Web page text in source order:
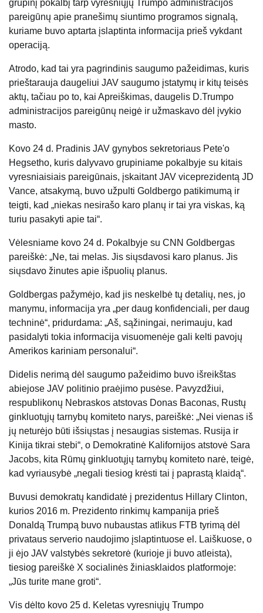
grupinį pokalbį tarp vyresniųjų Trumpo administracijos
pareigūnų apie pranešimų siuntimo programos signalą,
kuriame buvo aptarta įslaptinta informacija prieš vykdant
operaciją.
Atrodo, kad tai yra pagrindinis saugumo pažeidimas, kuris
prieštarauja daugeliui JAV saugumo įstatymų ir kitų teisės
aktų, tačiau po to, kai Apreiškimas, daugelis D.Trumpo
administracijos pareigūnų neigė ir užmaskavo dėl įvykio
masto.
Kovo 24 d. Pradinis JAV gynybos sekretoriaus Pete'o
Hegsetho, kuris dalyvavo grupiniame pokalbyje su kitais
vyresniaisiais pareigūnais, įskaitant JAV viceprezidentą JD
Vance, atsakymą, buvo užpulti Goldbergo patikimumą ir
teigti, kad „niekas nesirašo karo planų ir tai yra viskas, ką
turiu pasakyti apie tai“.
Vėlesniame kovo 24 d. Pokalbyje su CNN Goldbergas
pareiškė: „Ne, tai melas. Jis siųsdavosi karo planus. Jis
siųsdavo žinutes apie išpuolių planus.
Goldbergas pažymėjo, kad jis neskelbė tų detalių, nes, jo
manymu, informacija yra „per daug konfidenciali, per daug
techninė“, pridurdama: „Aš, sąžiningai, nerimauju, kad
pasidalyti tokia informacija visuomenėje gali kelti pavojų
Amerikos kariniam personalui“.
Didelis nerimą dėl saugumo pažeidimo buvo išreikštas
abiejose JAV politinio praėjimo pusėse. Pavyzdžiui,
respublikonų Nebraskos atstovas Donas Baconas, Rustų
ginkluotųjų tarnybų komiteto narys, pareiškė: „Nei vienas iš
jų neturėjo būti išsiųstas į nesaugias sistemas. Rusija ir
Kinija tikrai stebi“, o Demokratinė Kalifornijos atstovė Sara
Jacobs, kita Rūmų ginkluotųjų tarnybų komiteto narė, teigė,
kad vyriausybė „negali tiesiog krėsti tai į paprastą klaidą“.
Buvusi demokratų kandidatė į prezidentus Hillary Clinton,
kurios 2016 m. Prezidento rinkimų kampanija prieš
Donaldą Trumpą buvo nubaustas atlikus FTB tyrimą dėl
privataus serverio naudojimo įslaptintuose el. Laiškuose, o
ji ėjo JAV valstybės sekretorė (kurioje ji buvo atleista),
tiesiog pareiškė X socialinės žiniasklaidos platformoje:
„Jūs turite mane groti“.
Vis dėlto kovo 25 d. Keletas vyresniųjų Trumpo